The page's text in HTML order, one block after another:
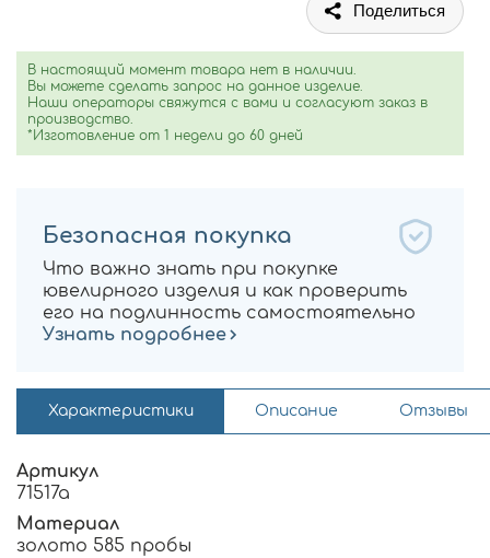
Поделиться
В настоящий момент товара нет в наличии.
Вы можете сделать запрос на данное изделие.
Наши операторы свяжутся с вами и согласуют заказ в
производство.
*Изготовление от 1 недели до 60 дней
Безопасная покупка
Что важно знать при покупке
ювелирного изделия и как проверить
его на подлинность самостоятельно
Узнать подробнее
Характеристики Описание Отзывы
Артикул
71517а
Материал
золото 585 пробы